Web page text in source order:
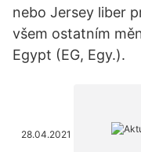
nebo Jersey liber
všem ostatním
Egypt (EG, Egy.).
28.04.2021